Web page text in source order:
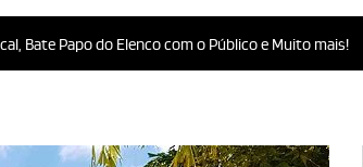
do Elenco com o Público e Muito mais! •